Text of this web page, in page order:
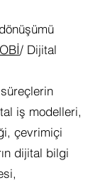
/ Dijital
iş modelleri,
çevrimiçi
dijital bilgi